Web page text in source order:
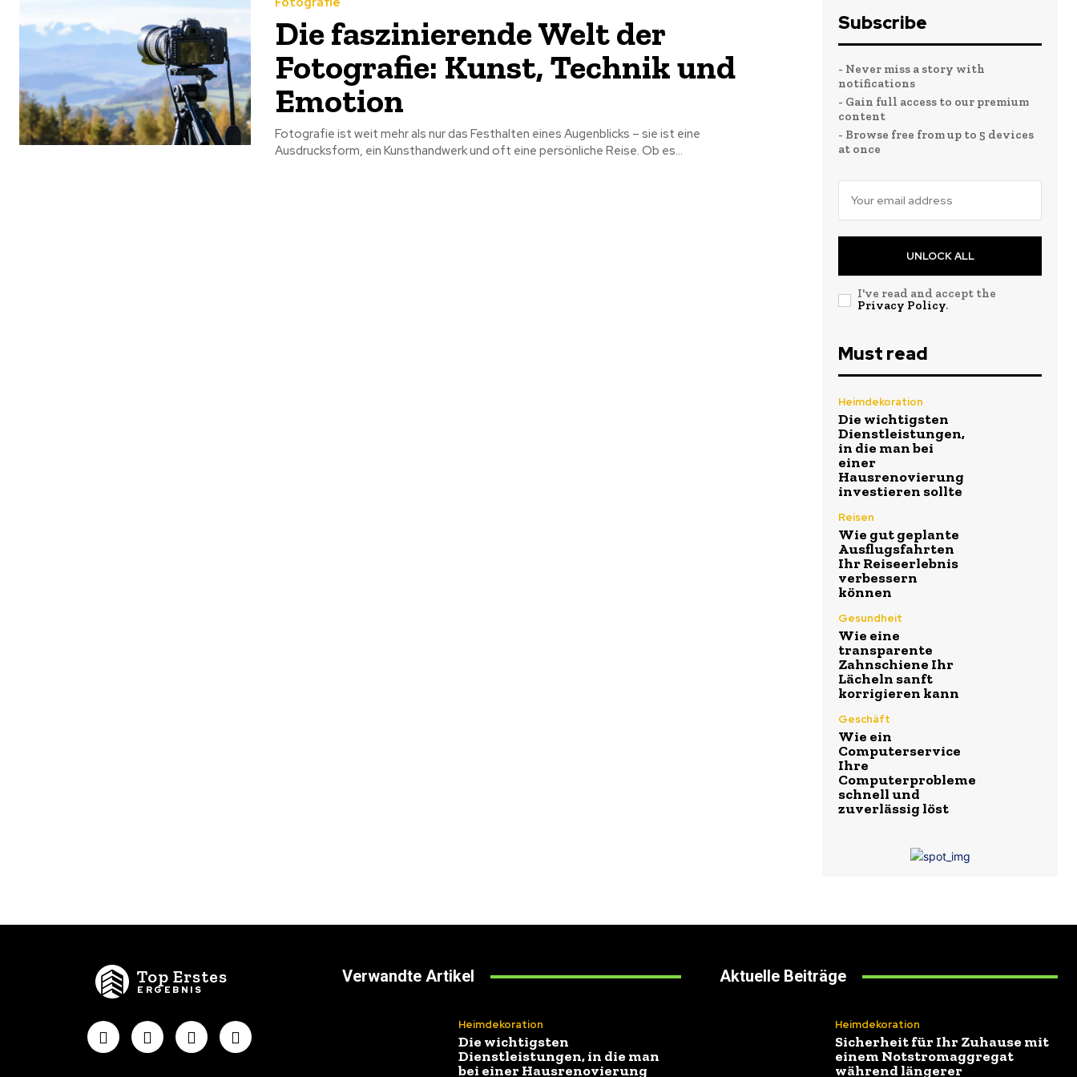
Die faszinierende Welt der
Fotografie: Kunst, Technik und
Emotion
Fotografie ist weit mehr als nur das Festhalten eines Augenblicks – sie ist eine
Ausdrucksform, ein Kunsthandwerk und oft eine persönliche Reise. Ob es...
Subscribe
- Never miss a story with
notifications
- Gain full access to our premium
content
- Browse free from up to 5 devices
at once
UNLOCK ALL
I've read and accept the
Privacy Policy.
Must read
Heimdekoration
Die wichtigsten
Dienstleistungen,
in die man bei
einer
Hausrenovierung
investieren sollte
Reisen
Wie gut geplante
Ausflugsfahrten
Ihr Reiseerlebnis
verbessern
können
Gesundheit
Wie eine
transparente
Zahnschiene Ihr
Lächeln sanft
korrigieren kann
Geschäft
Wie ein
Computerservice
Ihre
Computerprobleme
schnell und
zuverlässig löst
Top Erstes
ERGEBNIS
Verwandte Artikel
Heimdekoration
Die wichtigsten
Dienstleistungen, in die man
bei einer Hausrenovierung
Aktuelle Beiträge
Heimdekoration
Sicherheit für Ihr Zuhause mit
einem Notstromaggregat
während längerer